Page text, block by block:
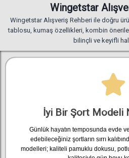
Wingetstar
Wingetstar Alışveriş Rehberi ile doğru
tablosu, kumaş özellikleri, kombin
bilinçli ve keyifli
İyi Bir Şort Modeli
Günlük hayatın temposunda evde
edebileceğiniz şortların sırrı
modelleri; kaliteli pamuklu dokusu,